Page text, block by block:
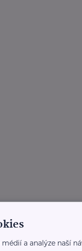
a analýze naší